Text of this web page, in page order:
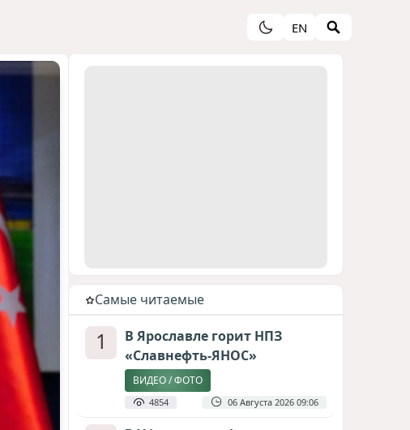
EN
Cамые читаемые
1
В Ярославле горит НПЗ
«Славнефть-ЯНОС»
ВИДЕО / ФОТО
4854 06 Августа 2026 09:06